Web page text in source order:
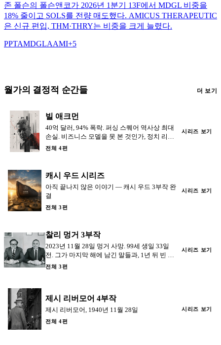
존 폴슨의 폴슨앤코가 2026년 1분기 13F에서 MDGL 비중을
18% 줄이고 SOLS를 전량 매도했다. AMICUS THERAPEUTIC
은 신규 편입, THM·THRY는 비중을 크게 늘렸다.
PPTAMDGLAAMI+5
월가의 결정적 순간들 더 보기
빌 애크먼
40억 달러, 94% 폭락. 퍼싱 스퀘어 역사상 최대
손실. 비즈니스 모델을 못 본 것인가, 정치 리스
크를 무시한 것인가.
전체 4편
시리즈 보기
캐시 우드 시리즈
아직 끝나지 않은 이야기 — 캐시 우드 3부작 완
결
전체 3편
시리즈 보기
찰리 멍거 3부작
2023년 11월 28일 멍거 사망. 99세 생일 33일
전. 그가 마지막 해에 남긴 말들과, 1년 뒤 빈 의
자를 옆에 두고 무대에 올라간 버핏의 한 마디.
전체 3편
시리즈 보기
제시 리버모어 4부작
제시 리버모어, 1940년 11월 28일
전체 4편
시리즈 보기